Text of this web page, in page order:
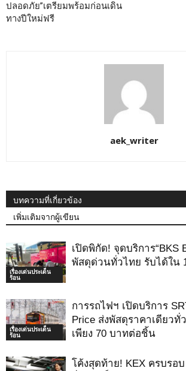
ปลอดภัย”เตรียมพร้อมก่อนเดิน
ทางปีใหม่ฟรี
aek_writer
บทความที่เกี่ยวข้อง
เพิ่มเติมจากผู้เขียน
เรื่องเด่นประเด็น
ร้อน
เปิดพิกัด! จุดบริการ“BKS
พัสดุด่วนทั่วไทย รับได้ใน
เรื่องเด่นประเด็น
ร้อน
การรถไฟฯ เปิดบริการ
Price ส่งพัสดุราคาเดียวทั่
เพียง 70 บาทต่อชิ้น
โค้งสุดท้าย! KEX ครบรอ